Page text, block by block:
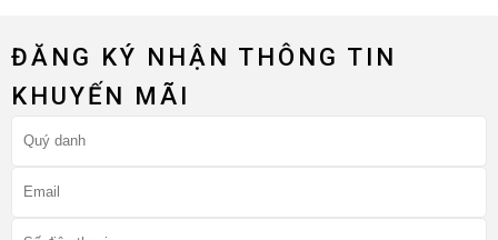
ĐĂNG KÝ NHẬN THÔNG TIN
KHUYẾN MÃI